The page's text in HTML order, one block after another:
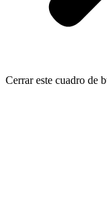
Cerrar este cuadro de